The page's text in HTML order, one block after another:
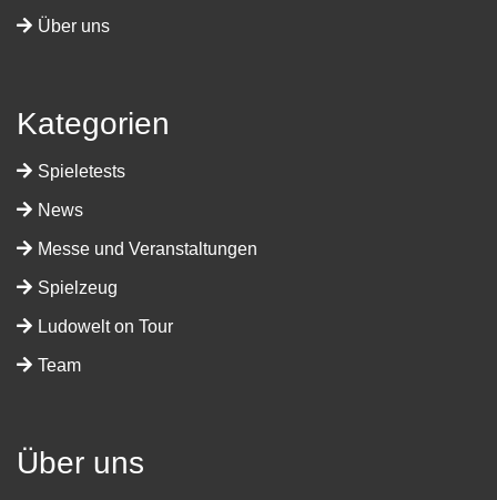
Über uns
Kategorien
Spieletests
News
Messe und Veranstaltungen
Spielzeug
Ludowelt on Tour
Team
Über uns